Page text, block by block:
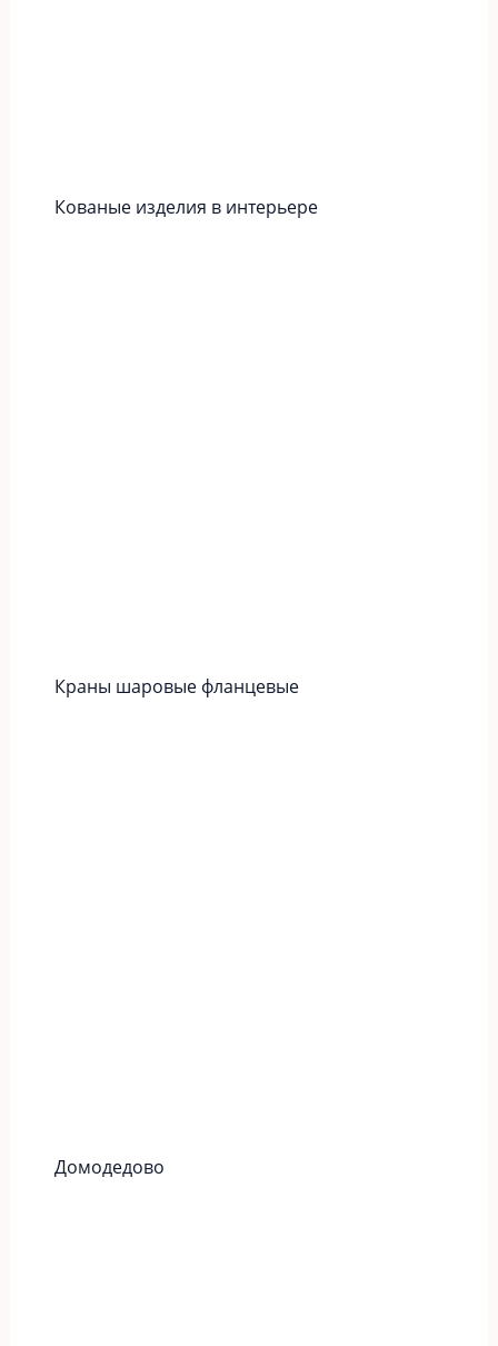
Кованые изделия в интерьере
Краны шаровые фланцевые
Домодедово